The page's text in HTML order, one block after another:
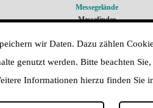
Messegelände
Messefinder
VISA-Service
AGB
Sitemap
wir Daten. Dazu zählen
genutzt werden. Bitte beachten
Informationen hierzu finden Sie